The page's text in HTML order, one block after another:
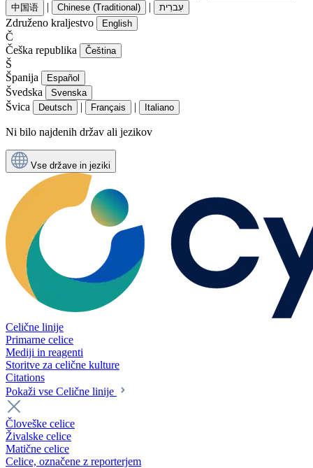
中国语 | Chinese (Traditional) | עִברִית
Združeno kraljestvo English
Č
Češka republika
Čeština
Š
Španija
Español
Švedska Svenska
Švica Deutsch | Français | Italiano
Ni bilo najdenih držav ali jezikov
Vse države in jeziki
Celične linije
Primarne celice
Mediji in reagenti
Storitve za celične kulture
Citations
Pokaži vse Celične linije
Človeške celice
Živalske celice
Matične celice
Celice, označene z reporterjem